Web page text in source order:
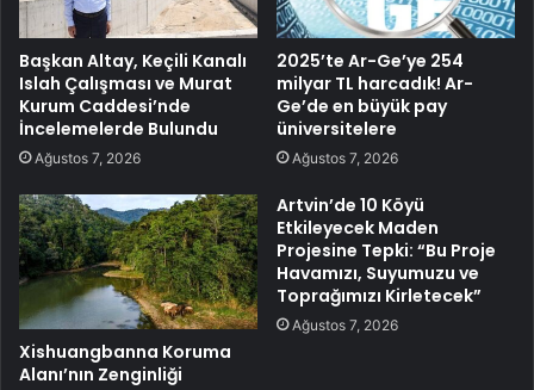
Başkan Altay, Keçili Kanalı
Islah Çalışması ve Murat
Kurum Caddesi’nde
İncelemelerde Bulundu
Ağustos 7, 2026
2025’te Ar-Ge’ye 254
milyar TL harcadık! Ar-
Ge’de en büyük pay
üniversitelere
Ağustos 7, 2026
Xishuangbanna Koruma
Alanı’nın Zenginliği
Artvin’de 10 Köyü
Etkileyecek Maden
Projesine Tepki: “Bu Proje
Havamızı, Suyumuzu ve
Toprağımızı Kirletecek”
Ağustos 7, 2026